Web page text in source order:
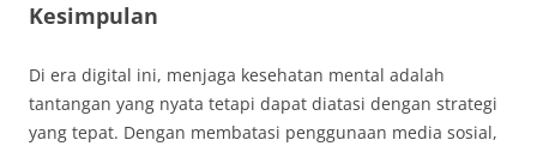
Kesimpulan
Di era digital ini, menjaga kesehatan mental adalah
tantangan yang nyata tetapi dapat diatasi dengan strategi
yang tepat. Dengan membatasi penggunaan media sosial,